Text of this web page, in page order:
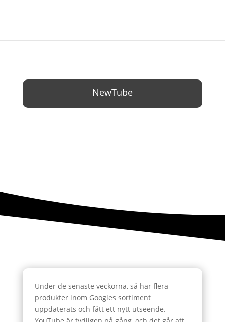
NewTube
Under de senaste veckorna, så har flera
produkter inom Googles sortiment
uppdaterats och fått ett nytt utseende.